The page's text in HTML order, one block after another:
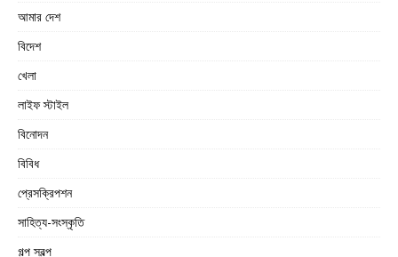
আমার দেশ
বিদেশ
খেলা
লাইফ স্টাইল
বিনোদন
বিবিধ
প্রেসক্রিপশন
সাহিত্য-সংস্কৃতি
গল্প স্বল্প